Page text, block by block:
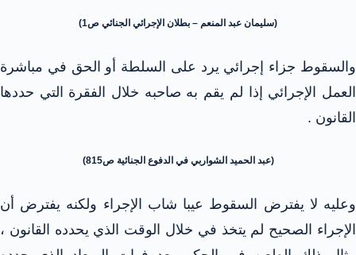
(سليمان عبد المنعم – بطلان الإجرائي الجنائي ص1)
والسقوط جزاء إجرائي يرد على السلطة أو الحق في مباشرة
العمل الإجرائي إذا لم يقم به صاحبه خلال الفقرة التي حددها
القانون .
(عبد الحميد الشواربي في الدفوع الجنائية ص815)
وعليه لا يفترض السقوط عيبا شاب الإجراء ولكنه يفترض أن
الإجراء الصحيح لم يتخذ في خلال الوقت الذي يحدده القانون ،